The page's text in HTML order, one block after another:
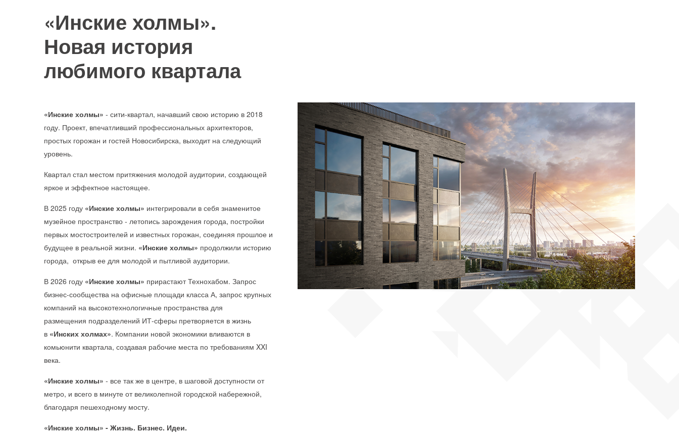
«Инские холмы».
Новая история
любимого квартала
«Инские холмы» - сити-квартал, начавший свою историю в 2018
году. Проект, впечатливший профессиональных архитекторов,
простых горожан и гостей Новосибирска, выходит на следующий
уровень.
Квартал стал местом притяжения молодой аудитории, создающей
яркое и эффектное настоящее.
В 2025 году «Инские холмы» интегрировали в себя знаменитое
музейное пространство - летопись зарождения города, постройки
первых мостостроителей и известных горожан, соединяя прошлое и
будущее в реальной жизни. «Инские холмы» продолжили историю
города, открыв ее для молодой и пытливой аудитории.
В 2026 году «Инские холмы» прирастают Технохабом. Запрос
бизнес-сообщества на офисные площади класса А, запрос крупных
компаний на высокотехнологичные пространства для
размещения подразделений ИТ-сферы претворяется в жизнь
в «Инских холмах». Компании новой экономики вливаются в
комьюнити квартала, создавая рабочие места по требованиям XXI
века.
«Инские холмы» - все так же в центре, в шаговой доступности от
метро, и всего в минуте от великолепной городской набережной,
благодаря пешеходному мосту.
«Инские холмы» - Жизнь. Бизнес. Идеи.